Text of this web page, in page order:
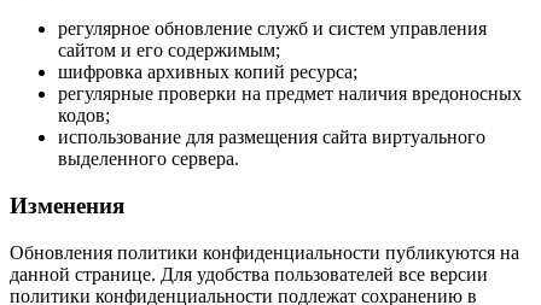
регулярное обновление служб и систем управления
сайтом и его содержимым;
шифровка архивных копий ресурса;
регулярные проверки на предмет наличия вредоносных
кодов;
использование для размещения сайта виртуального
выделенного сервера.
Изменения
Обновления политики конфиденциальности публикуются на
данной странице. Для удобства пользователей все версии
политики конфиденциальности подлежат сохранению в